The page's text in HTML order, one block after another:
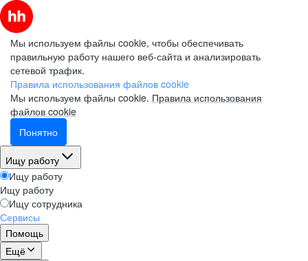
Мы используем файлы cookie, чтобы обеспечивать
правильную работу нашего веб-сайта и анализировать
сетевой трафик.
Правила использования файлов cookie
Мы используем файлы cookie. Правила использования
файлов cookie
Понятно
Ищу работу
Ищу работу
Ищу работу
Ищу сотрудника
Сервисы
Помощь
Ещё